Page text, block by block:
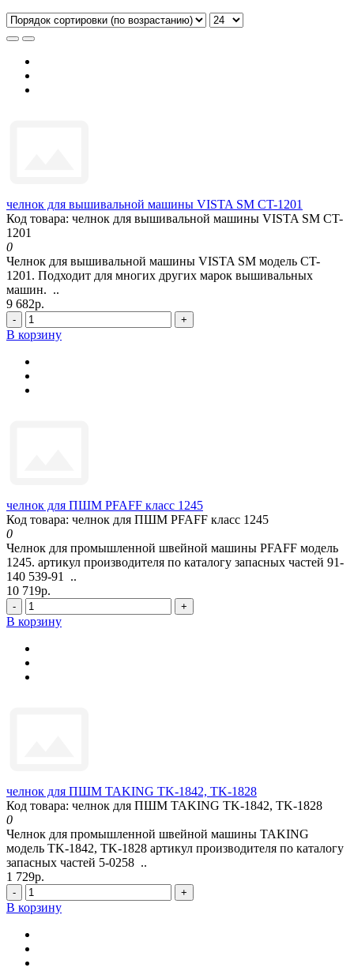
челнок для вышивальной машины VISTA SM CT-1201
Код товара: челнок для вышивальной машины VISTA SM CT-
1201
0
Челнок для вышивальной машины VISTA SM модель CT-
1201. Подходит для многих других марок вышивальных
машин. ..
9 682р.
- +
В корзину
челнок для ПШМ PFAFF класс 1245
Код товара: челнок для ПШМ PFAFF класс 1245
0
Челнок для промышленной швейной машины PFAFF модель
1245. артикул производителя по каталогу запасных частей 91-
140 539-91 ..
10 719р.
- +
В корзину
челнок для ПШМ TAKING TK-1842, TK-1828
Код товара: челнок для ПШМ TAKING TK-1842, TK-1828
0
Челнок для промышленной швейной машины TAKING
модель TK-1842, TK-1828 артикул производителя по каталогу
запасных частей 5-0258 ..
1 729р.
- +
В корзину